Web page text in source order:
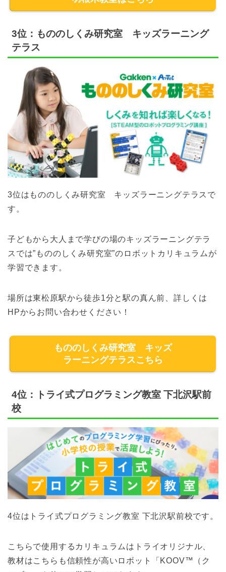
3位：もののしくみ研究室 キッズラーニング
テラス
3位はもののしくみ研究室 キッズラーニングテラスで
す。
子どもから大人まで学びの場のキッズラーニングテラ
スでは”もののしくみ研究室”のロボットカリキュラムが
学習できます。
場所は東松原駅から徒歩1分と駅の真ん前、詳しくは
HPからお問い合わせください！
もののしくみ研究室 キッズ
ラーニングテラスこちら
4位：トライ式プログラミング教室 下北沢駅前
校
4位はトライ式プログラミング教室 下北沢駅前校です。
こちらで使用するカリキュラムはトライオリジナル、
教材はこちらも信頼性が高いロボット「KOOV™（ク